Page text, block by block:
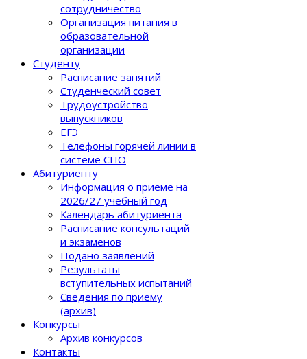
сотрудничество
Организация питания в
образовательной
организации
Студенту
Расписание занятий
Студенческий совет
Трудоустройство
выпускников
ЕГЭ
Телефоны горячей линии в
системе СПО
Абитуриенту
Информация о приеме на
2026/27 учебный год
Календарь абитуриента
Расписание консультаций
и экзаменов
Подано заявлений
Результаты
вступительных испытаний
Сведения по приему
(архив)
Конкурсы
Архив конкурсов
Контакты